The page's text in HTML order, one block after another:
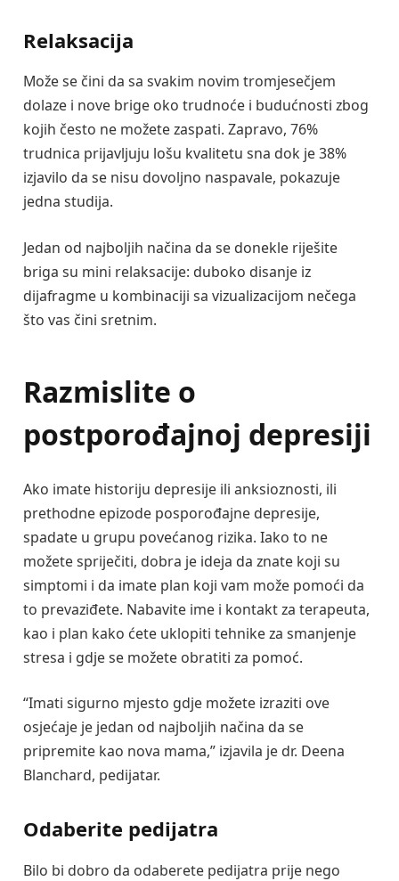
Relaksacija
Može se čini da sa svakim novim tromjesečjem
dolaze i nove brige oko trudnoće i budućnosti zbog
kojih često ne možete zaspati. Zapravo, 76%
trudnica prijavljuju lošu kvalitetu sna dok je 38%
izjavilo da se nisu dovoljno naspavale, pokazuje
jedna studija.
Jedan od najboljih načina da se donekle riješite
briga su mini relaksacije: duboko disanje iz
dijafragme u kombinaciji sa vizualizacijom nečega
što vas čini sretnim.
Razmislite o
postporođajnoj depresiji
Ako imate historiju depresije ili anksioznosti, ili
prethodne epizode posporođajne depresije,
spadate u grupu povećanog rizika. Iako to ne
možete spriječiti, dobra je ideja da znate koji su
simptomi i da imate plan koji vam može pomoći da
to prevaziđete. Nabavite ime i kontakt za terapeuta,
kao i plan kako ćete uklopiti tehnike za smanjenje
stresa i gdje se možete obratiti za pomoć.
“Imati sigurno mjesto gdje možete izraziti ove
osjećaje je jedan od najboljih načina da se
pripremite kao nova mama,” izjavila je dr. Deena
Blanchard, pedijatar.
Odaberite pedijatra
Bilo bi dobro da odaberete pedijatra prije nego